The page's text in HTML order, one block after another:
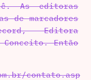
As editoras
de marcadores
Editora
Conceito. Então
contato.asp